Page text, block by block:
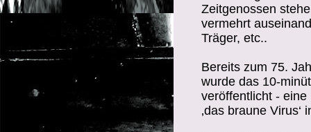
Zeitgenossen
vermehrt
Träger, etc..
Bereits zum 75.
wurde das 10-
veröffentlicht -
‚das braune